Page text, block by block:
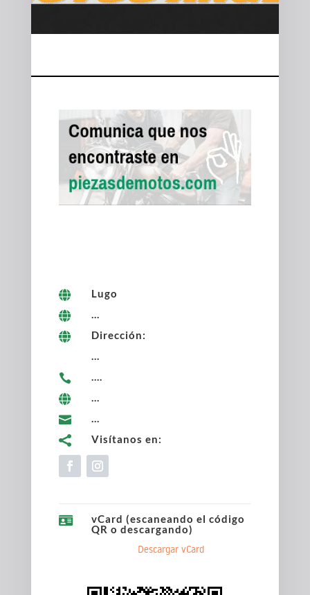

Lugo

...

Dirección:
...

....

...

...

Visítanos en:

vCard (escaneando el código
QR o descargando)
Descargar vCard